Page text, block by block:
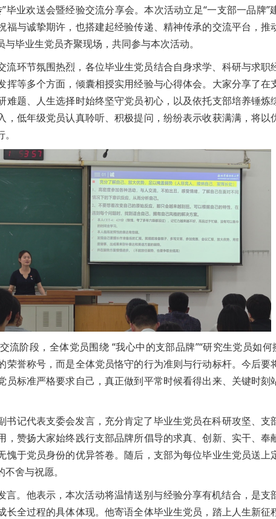
毕业欢送会暨经验交流分享会。本次活动立足“一支部一品牌
福与诚挚期许，也搭建起经验传递、精神传承的交流平台，推
毕业生党员齐聚现场，共同参与本次活动。
流环节氛围热烈，各位毕业生党员结合自身求学、科研与求职
挥等多个方面，倾囊相授实用经验与心得体会。大家分享了在
难题、人生选择时始终坚守党员初心，以及依托支部培养锤炼
，低年级党员认真聆听、积极提问，纷纷表示收获满满，将以
流阶段，全体党员围绕 “我心中的支部品牌”“研究生党员如
荣誉称号，而是全体党员恪守的行为准则与行动标杆。今后要
员标准严格要求自己，真正做到平常时候看得出来、关键时刻
书记代表支委会发言，充分肯定了毕业生党员在科研攻坚、支
，赞扬大家始终践行支部品牌所倡导的求真、创新、实干、奉
愧于党员身份的优异答卷。随后，支部为每位毕业生党员送上
舍与祝愿。
。他表示，本次活动将温情送别与经验分享有机结合，是支
全过程的具体体现。他寄语全体毕业生党员，踏上人生新征